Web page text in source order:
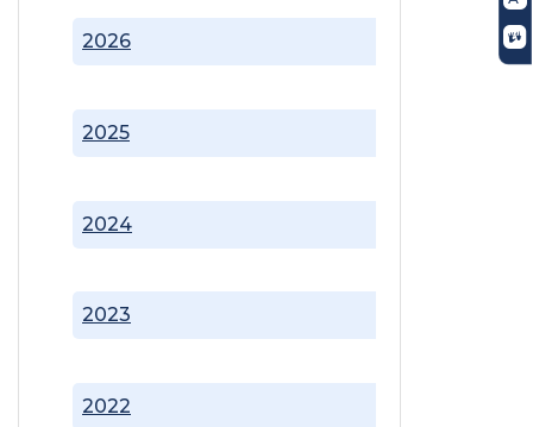
2022
2023
2024
2025
2026